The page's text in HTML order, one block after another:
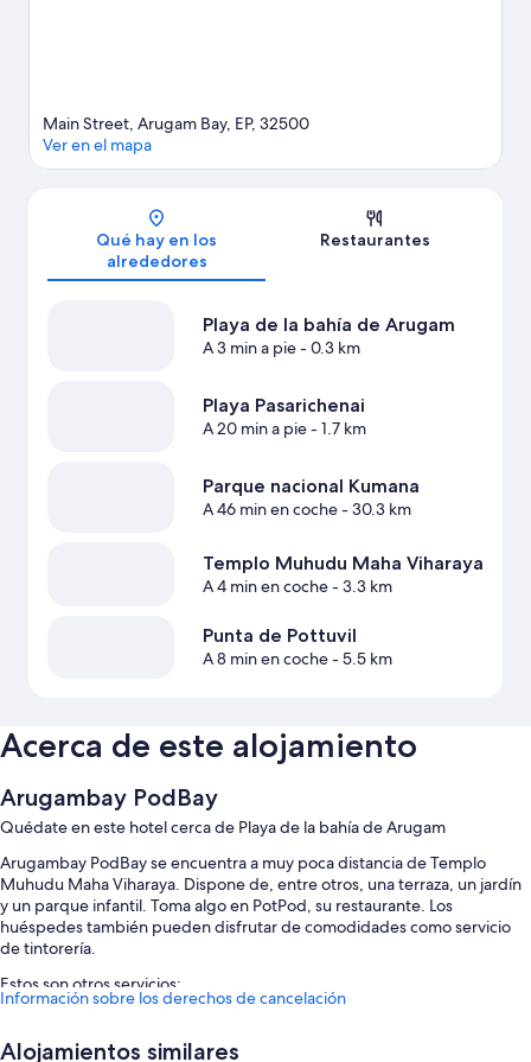
Main Street, Arugam Bay, EP, 32500
Ver en el mapa
Qué hay en los
alrededores
Restaurantes
Playa de la bahía de Arugam
A 3 min a pie- 0.3 km
Playa Pasarichenai
A 20 min a pie- 1.7 km
Parque nacional Kumana
A 46 min en coche- 30.3 km
Templo Muhudu Maha Viharaya
A 4 min en coche- 3.3 km
Punta de Pottuvil
A 8 min en coche- 5.5 km
Acerca de este alojamiento
Arugambay PodBay
Quédate en este hotel cerca de Playa de la bahía de Arugam
Arugambay PodBay se encuentra a muy poca distancia de Templo
Muhudu Maha Viharaya. Dispone de, entre otros, una terraza, un jardín
y un parque infantil. Toma algo en PotPod, su restaurante. Los
huéspedes también pueden disfrutar de comodidades como servicio
de tintorería.
Estos son otros servicios:
sombrillas
Información sobre los derechos de cancelación
Alojamientos similares